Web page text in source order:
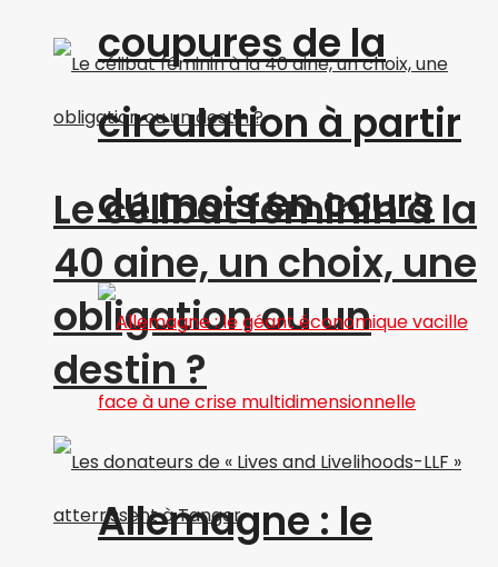
Le célibat féminin à la
40 aine, un choix, une
obligation ou un
destin ?
coupures de la
circulation à partir
du mois en cours
Allemagne : le